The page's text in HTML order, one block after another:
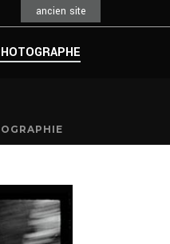
ancien site